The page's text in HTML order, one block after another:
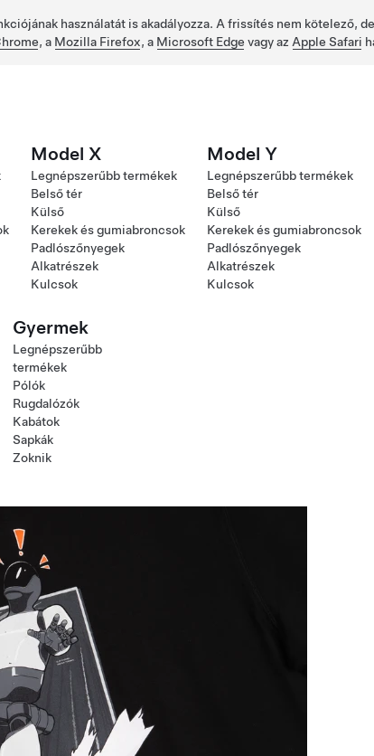
használatát is akadályozza. A frissítés nem kötelező,
, a Mozilla Firefox, a Microsoft Edge vagy az Apple Safari
Model X
Legnépszerűbb termékek
Belső tér
Külső
Kerekek és gumiabroncsok
Padlószőnyegek
Alkatrészek
Kulcsok
Model Y
Legnépszerűbb termékek
Belső tér
Külső
Kerekek és gumiabroncsok
Padlószőnyegek
Alkatrészek
Kulcsok
Gyermek
Legnépszerűbb
termékek
Pólók
Rugdalózók
Kabátok
Sapkák
Zoknik